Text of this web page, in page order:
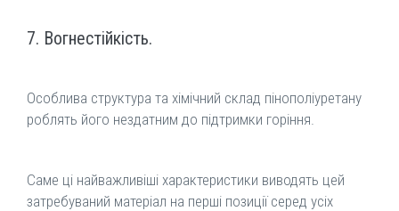
7. Вогнестійкість.
Особлива структура та хімічний склад пінополіуретану
роблять його нездатним до підтримки горіння.
Саме ці найважливіші характеристики виводять цей
затребуваний матеріал на перші позиції серед усіх